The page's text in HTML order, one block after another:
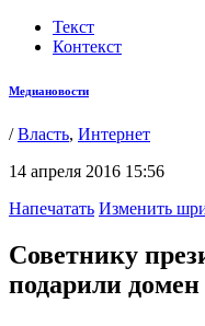
Текст
Контекст
Медиановости
/Власть, Интернет
14 апреля 2016 15:56
Напечатать Изменить
Советнику
подарили